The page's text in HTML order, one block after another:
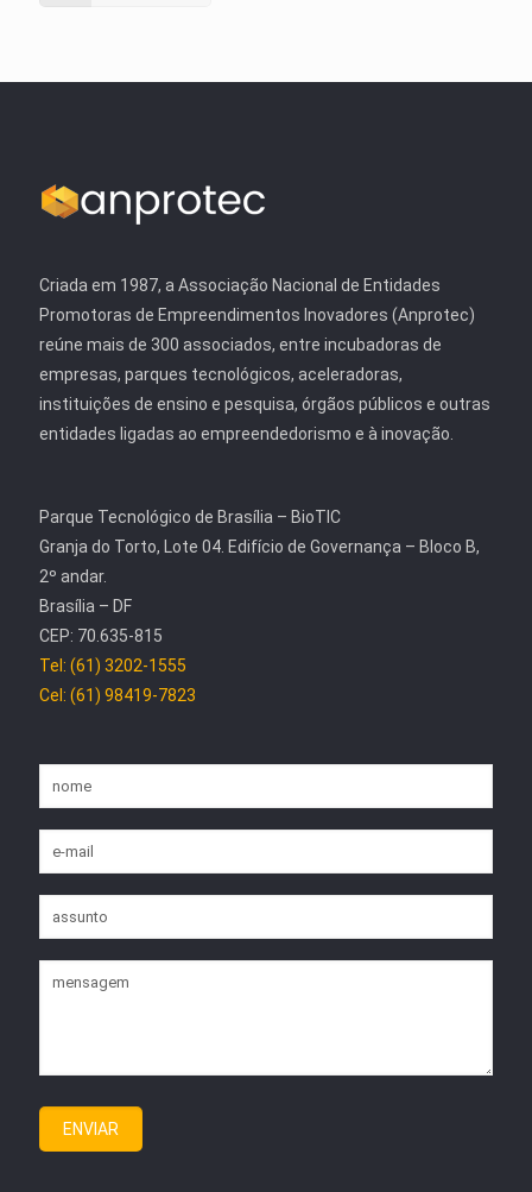
Criada em 1987, a Associação Nacional de Entidades
Promotoras de Empreendimentos Inovadores (Anprotec)
reúne mais de 300 associados, entre incubadoras de
empresas, parques tecnológicos, aceleradoras,
instituições de ensino e pesquisa, órgãos públicos e outras
entidades ligadas ao empreendedorismo e à inovação.
Parque Tecnológico de Brasília – BioTIC
Granja do Torto, Lote 04. Edifício de Governança – Bloco B,
2º andar.
Brasília – DF
CEP: 70.635-815
Tel: (61) 3202-1555
Cel: (61) 98419-7823